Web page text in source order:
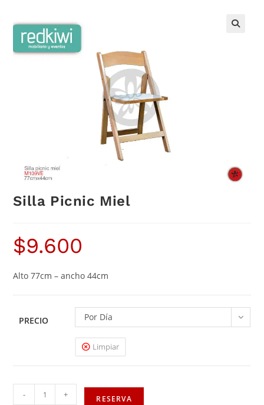
Silla Picnic Miel
$9.600
Alto 77cm – ancho 44cm
PRECIO Por Día
Limpiar
- + RESERVA